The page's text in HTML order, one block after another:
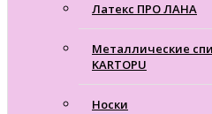
Латекс ПРО ЛАНА
Металлические
KARTOPU
Носки